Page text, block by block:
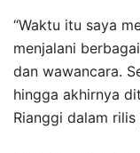
“Waktu itu saya
menjalani
dan wawancara.
hingga akhirnya
Rianggi dalam